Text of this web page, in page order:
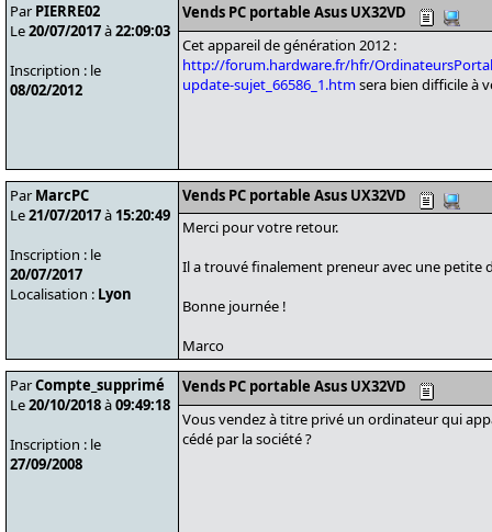
Par PIERRE02
Le20/07/2017à22:09:03
Inscription : le
08/02/2012
Vends PC portable Asus UX32VD
Cet appareil de génération 2012 :
http://forum.hardware.fr/hfr/
update-sujet_66586_1.htmsera bien difficile à
Par MarcPC
Le21/07/2017à 15:20:49
Inscription : le
20/07/2017
Localisation : Lyon
Vends PC portable Asus UX32VD
Merci pour votre retour.
Il a trouvé finalement preneur avec une petite
Bonne journée !
Marco
ParCompte_supprimé
Le20/10/2018à09:49:18
Inscription : le
27/09/2008
Vends PC portable Asus UX32VD
Vous vendez à titre privé un ordinateur qui
cédé par la société ?